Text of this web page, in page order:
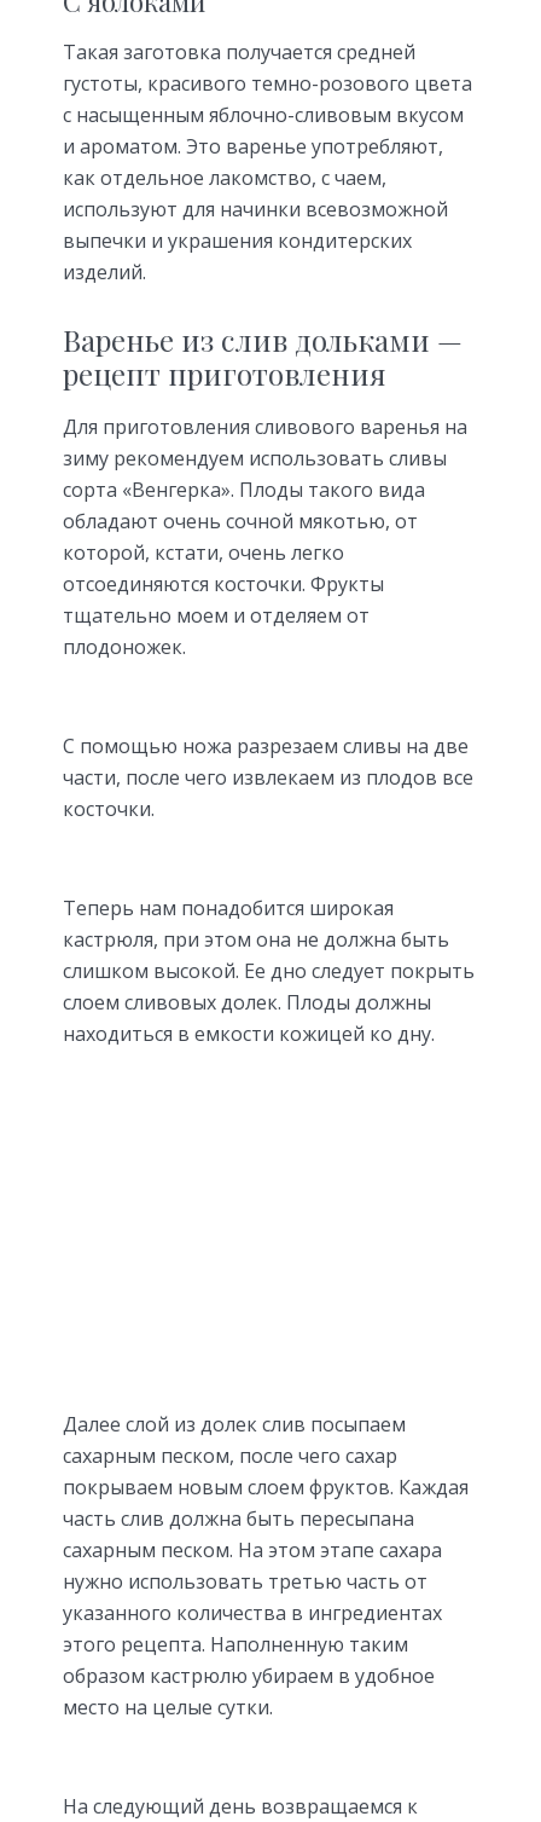
Такая заготовка получается средней
густоты, красивого темно-розового цвета
с насыщенным яблочно-сливовым вкусом
и ароматом. Это варенье употребляют,
как отдельное лакомство, с чаем,
используют для начинки всевозможной
выпечки и украшения кондитерских
изделий.
Варенье из слив дольками —
рецепт приготовления
Для приготовления сливового варенья на
зиму рекомендуем использовать сливы
сорта «Венгерка». Плоды такого вида
обладают очень сочной мякотью, от
которой, кстати, очень легко
отсоединяются косточки. Фрукты
тщательно моем и отделяем от
плодоножек.
С помощью ножа разрезаем сливы на две
части, после чего извлекаем из плодов все
косточки.
Теперь нам понадобится широкая
кастрюля, при этом она не должна быть
слишком высокой. Ее дно следует покрыть
слоем сливовых долек. Плоды должны
находиться в емкости кожицей ко дну.
Далее слой из долек слив посыпаем
сахарным песком, после чего сахар
покрываем новым слоем фруктов. Каждая
часть слив должна быть пересыпана
сахарным песком. На этом этапе сахара
нужно использовать третью часть от
указанного количества в ингредиентах
этого рецепта. Наполненную таким
образом кастрюлю убираем в удобное
место на целые сутки.
На следующий день возвращаемся к